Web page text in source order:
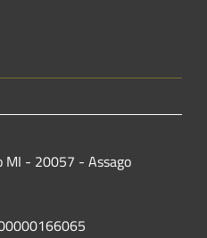
MI - 20057 - Assago